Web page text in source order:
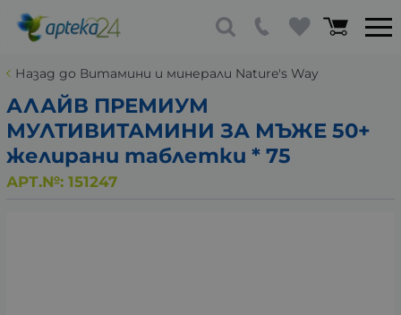
Назад до Витамини и минерали Nature's Way
АЛАЙВ ПРЕМИУМ
МУЛТИВИТАМИНИ ЗА МЪЖЕ 50+
желирани таблетки * 75
АРТ.№: 151247